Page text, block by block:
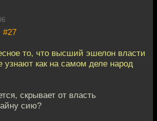
#27
то, что высший эшелон власти
узнают как на самом деле народ
скрывает от власть
сию?